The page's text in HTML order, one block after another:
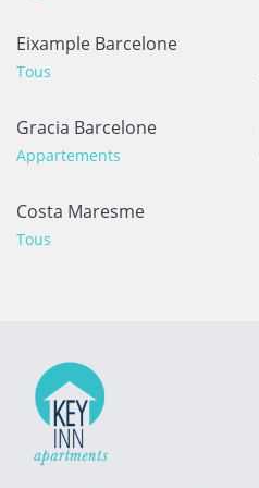
Eixample Barcelone
Tous
Gracia Barcelone
Appartements
Costa Maresme
Tous